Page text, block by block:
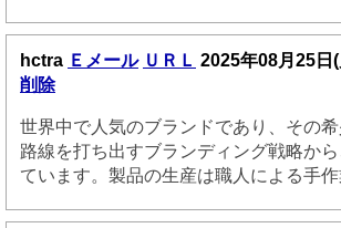
hctra Ｅメール ＵＲＬ 2025年08月25日
削除
世界中で人気のブランドであり、その
路線を打ち出すブランディング戦略か
ています。製品の生産は職人による手